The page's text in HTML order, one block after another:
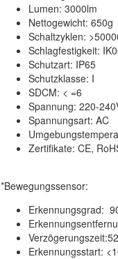
Lumen: 3000lm
Nettogewicht: 650g
Schaltzyklen:
Schlagfestigkeit:
Schutzart: IP65
Schutzklasse: I
SDCM: < =6
Spannung: 220-
Spannungsart: AC
Zertifikate: CE,
*Bewegungssensor:
Erkennungsgrad:
Erkennungsstart: